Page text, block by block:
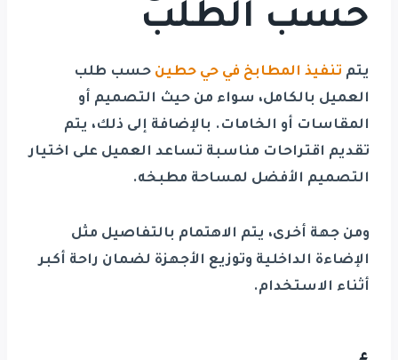
حسب الطلب
يتم تنفيذ المطابخ في حي حطين حسب طلب
العميل بالكامل، سواء من حيث التصميم أو
المقاسات أو الخامات. بالإضافة إلى ذلك، يتم
تقديم اقتراحات مناسبة تساعد العميل على اختيار
التصميم الأفضل لمساحة مطبخه.
ومن جهة أخرى، يتم الاهتمام بالتفاصيل مثل
الإضاءة الداخلية وتوزيع الأجهزة لضمان راحة أكبر
أثناء الاستخدام.